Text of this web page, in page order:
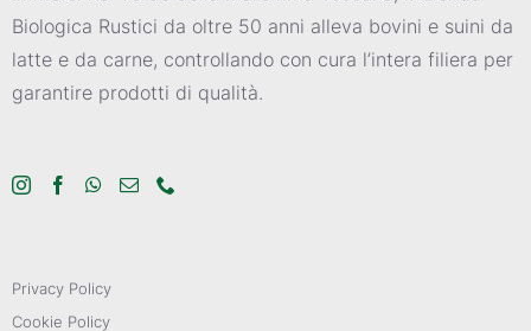
Biologica Rustici da oltre 50 anni alleva bovini e suini da
latte e da carne, controllando con cura l’intera filiera per
garantire prodotti di qualità.
Privacy Policy
Cookie Policy